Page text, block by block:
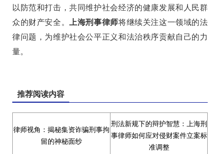
以防范和打击，共同维护社会经济的健康发展和人民群
众的财产安全。
上海刑事律师将继续关注这一领域的法
律问题，为维护社会公平正义和法治秩序贡献自己的力
量。
推荐阅读内容
律师视角：揭秘集资诈骗刑事拘
留的神秘面纱
刑法新规下的辩护智慧：上海刑
事律师如何应对侵财案件立案标
准调整